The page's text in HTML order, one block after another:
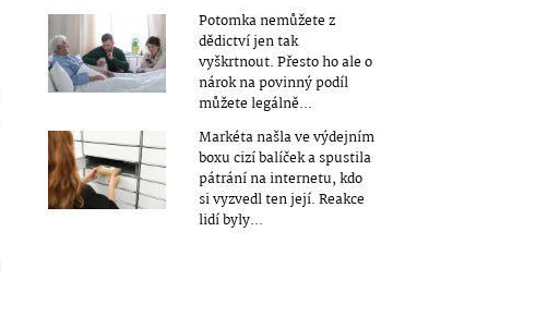
Potomka nemůžete z
dědictví jen tak
vyškrtnout. Přesto ho ale o
nárok na povinný podíl
můžete legálně...
Markéta našla ve výdejním
boxu cizí balíček a spustila
pátrání na internetu, kdo
si vyzvedl ten její. Reakce
lidí byly...